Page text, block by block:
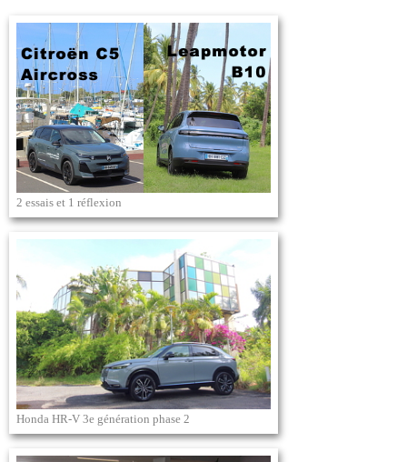
2 essais et 1 réflexion
Honda HR-V 3e génération phase 2